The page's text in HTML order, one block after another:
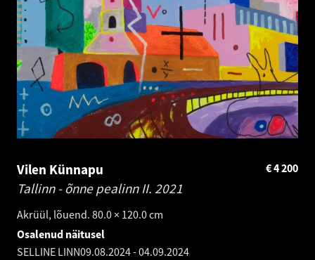
Vilen Künnapu
Tallinn - õnne pealinn II. 2021
Akrüül, lõuend. 80.0 × 120.0 cm
4 200
€
Osalenud näitusel
SELLINE LINN09.08.2024-04.09.2024